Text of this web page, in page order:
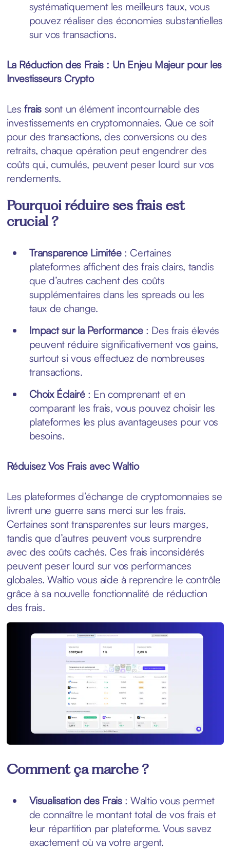
systématiquement les meilleurs taux, vous
pouvez réaliser des économies substantielles
sur vos transactions.
La Réduction des Frais : Un Enjeu Majeur pour les
Investisseurs Crypto
Les fraissont un élément incontournable des
investissements en cryptomonnaies. Que ce soit
pour des transactions, des conversions ou des
retraits, chaque opération peut engendrer des
coûts qui, cumulés, peuvent peser lourd sur vos
rendements.
Pourquoi réduire ses frais est
crucial ?
Transparence Limitée: Certaines
plateformes affichent des frais clairs, tandis
que d’autres cachent des coûts
supplémentaires dans les spreads ou les
taux de change.
Impact sur la Performance: Des frais élevés
peuvent réduire significativement vos gains,
surtout si vous effectuez de nombreuses
transactions.
Choix Éclairé: En comprenant et en
comparant les frais, vous pouvez choisir les
plateformes les plus avantageuses pour vos
besoins.
Réduisez Vos Frais avec Waltio
Les plateformes d’échange de cryptomonnaies se
livrent une guerre sans merci sur les frais.
Certaines sont transparentes sur leurs marges,
tandis que d’autres peuvent vous surprendre
avec des coûts cachés. Ces frais inconsidérés
peuvent peser lourd sur vos performances
globales. Waltio vous aide à reprendre le contrôle
grâce à sa nouvelle fonctionnalité de réduction
des frais.
Comment ça marche ?
Visualisation des Frais: Waltio vous permet
de connaître le montant total de vos frais et
leur répartition par plateforme. Vous savez
exactement où va votre argent.